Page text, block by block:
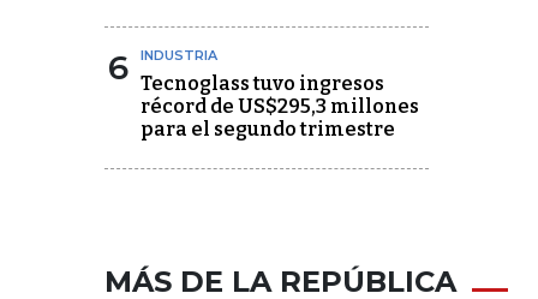
6 INDUSTRIA
Tecnoglass tuvo ingresos
récord de US$295,3 millones
para el segundo trimestre
MÁS DE LA REPÚBLICA